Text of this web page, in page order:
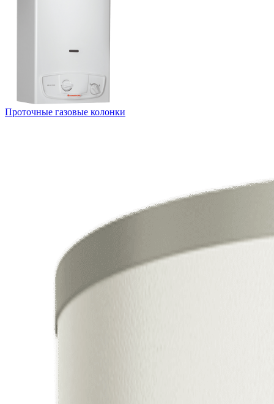
Проточные газовые колонки